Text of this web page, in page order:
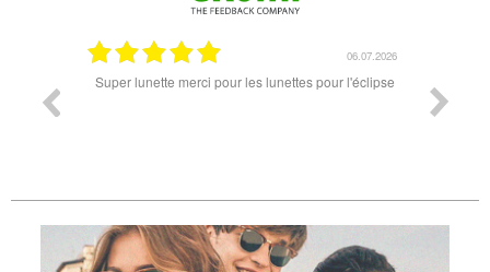
06.07.2026
Super lunette merci pour les lunettes pour l'éclipse